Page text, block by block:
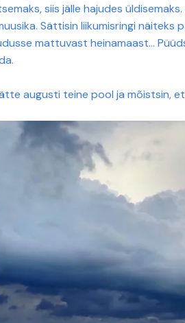
siis jälle hajudes
Sättisin liikumisringi näiteks
mattuvast heinamaast…
augusti teine pool ja mõistsin,